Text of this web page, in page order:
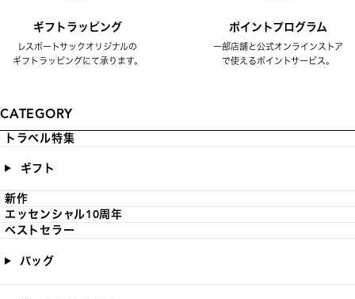
ギフトラッピング
レスポートサックオリジナルの
ギフトラッピングにて承ります。
ポイントプログラム
一部店舗と公式オンラインストア
で使えるポイントサービス。
CATEGORY
トラベル特集
ギフト
新作
エッセンシャル10周年
ベストセラー
バッグ